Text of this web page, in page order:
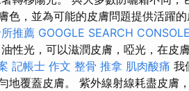
色，並為可能的皮膚問題提供活躍
推薦 GOOGLE SEARCH CONSOLE
性光，可以滋潤皮膚，啞光，在皮
記帳士 作文 整骨 推拿 肌肉酸痛 我
地覆蓋皮膚。 紫外線射線耗盡皮膚